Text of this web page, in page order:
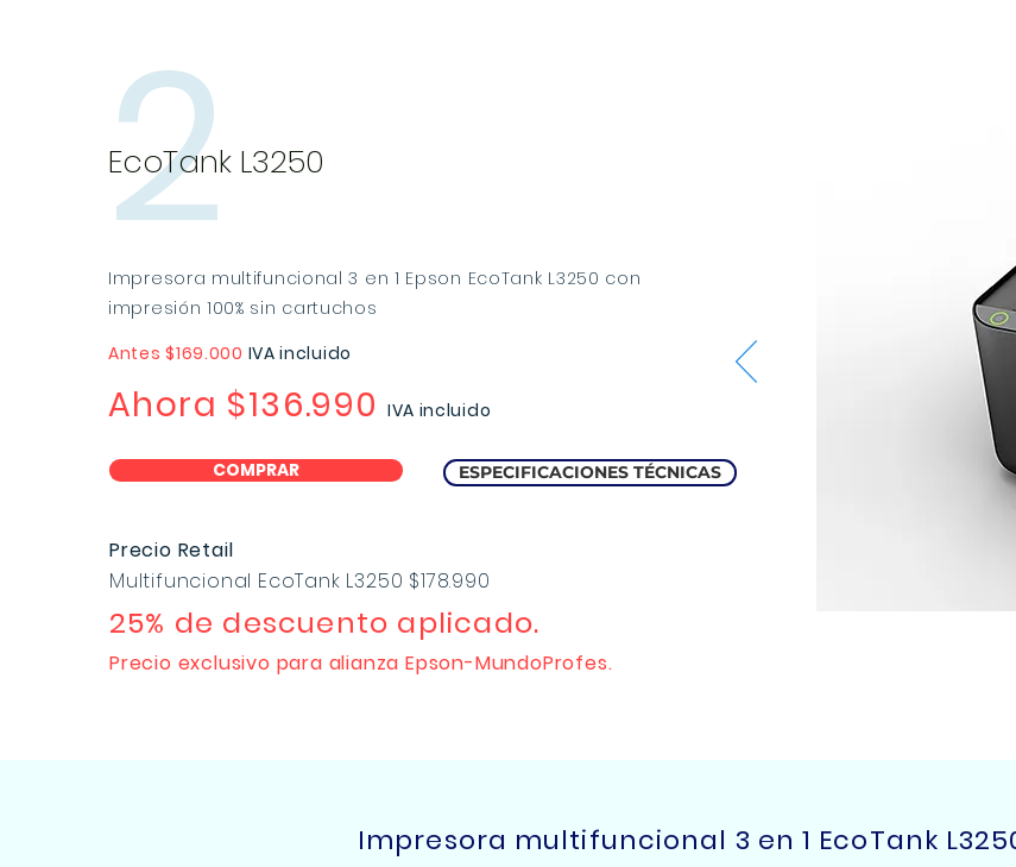
2
EcoTank L3250
Impresora multifuncional 3 en 1 Epson EcoTank L3250 con
impresión 100% sin cartuchos
Antes $169.000 IVA incluido
Ahora $136.990 IVA incluido
COMPRAR ESPECIFICACIONES TÉCNICAS
Precio Retail
Multifuncional EcoTank L3250 $178.990
25% de descuento aplicado.
Precio exclusivo para alianza Epson-MundoProfes.
Impresora multifuncional 3 en 1 EcoTank